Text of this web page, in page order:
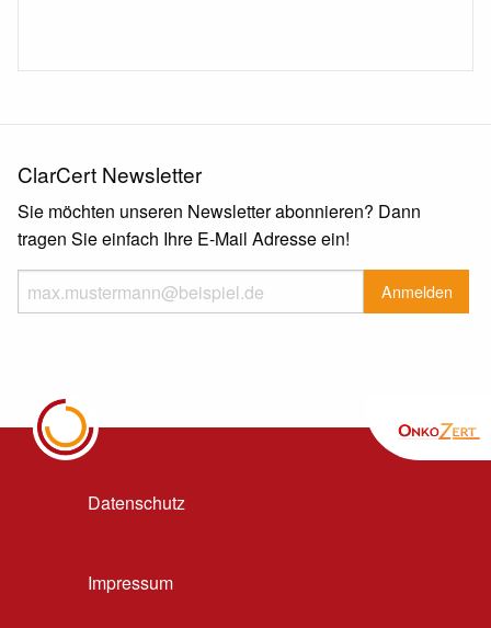
ClarCert Newsletter
Sie möchten unseren Newsletter abonnieren? Dann
tragen Sie einfach Ihre E-Mail Adresse ein!
Datenschutz
Impressum